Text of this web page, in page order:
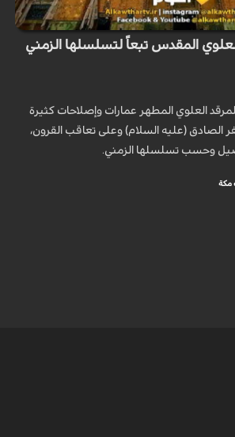
المقدس تبعاً لتسلسلها الزمني
العلوي المطهر عمارات وإصلاحات كثيرة
الصادق (عليه السلام) وعلى تعاقب القرون،
وحسب تسلسلها الزمني.